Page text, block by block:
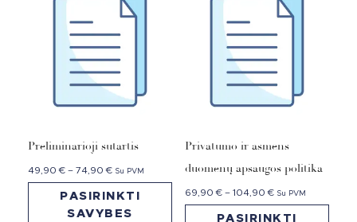
Preliminarioji sutartis
49,90€ – 74,90€ Su PVM
PASIRINKTI
SAVYBES
Privatumo ir asmens
duomenų apsaugos politika
69,90€ – 104,90€ Su PVM
PASIRINKTI